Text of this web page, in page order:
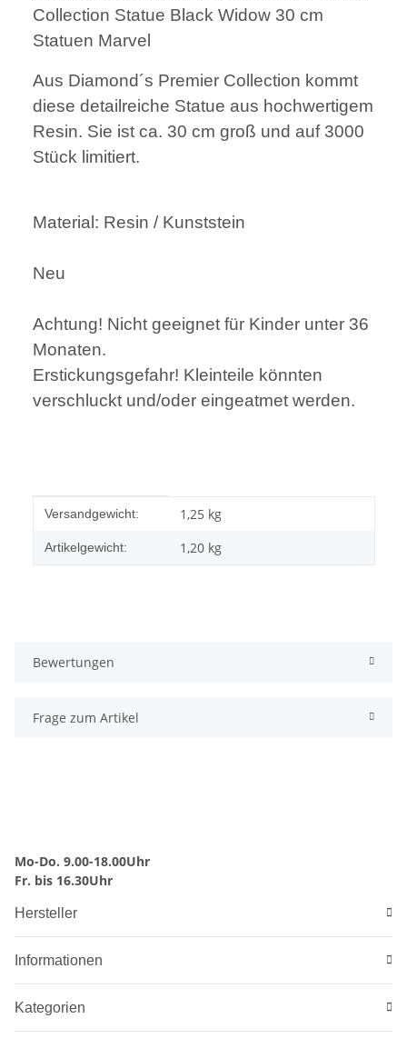
Collection Statue Black Widow 30 cm
Statuen Marvel
Aus Diamond´s Premier Collection kommt
diese detailreiche Statue aus hochwertigem
Resin. Sie ist ca. 30 cm groß und auf 3000
Stück limitiert.
Material: Resin / Kunststein
Neu
Achtung! Nicht geeignet für Kinder unter 36
Monaten.
Erstickungsgefahr! Kleinteile könnten
verschluckt und/oder eingeatmet werden.
Produkteigenschaft
Wert
Versandgewicht: 1,25 kg
Artikelgewicht: 1,20 kg
Bewertungen
Frage zum Artikel
Mo-Do. 9.00-18.00Uhr
Fr. bis 16.30Uhr
Hersteller
Informationen
Kategorien